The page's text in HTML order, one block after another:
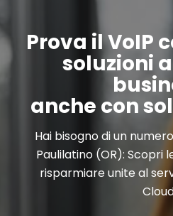
Prova il VoIP
soluzioni
anche con
Hai bisogno di un
Paulilatino (OR):
risparmiare unite al